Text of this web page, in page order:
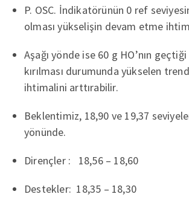
P. OSC. İndikatörünün 0 ref
olması yükselişin devam etme
Aşağı yönde ise 60 g HO’nın
kırılması durumunda yükselen
ihtimalini arttırabilir.
Beklentimiz, 18,90 ve 19,37
yönünde.
Dirençler : 18,56 – 18,60
Destekler: 18,35 – 18,30